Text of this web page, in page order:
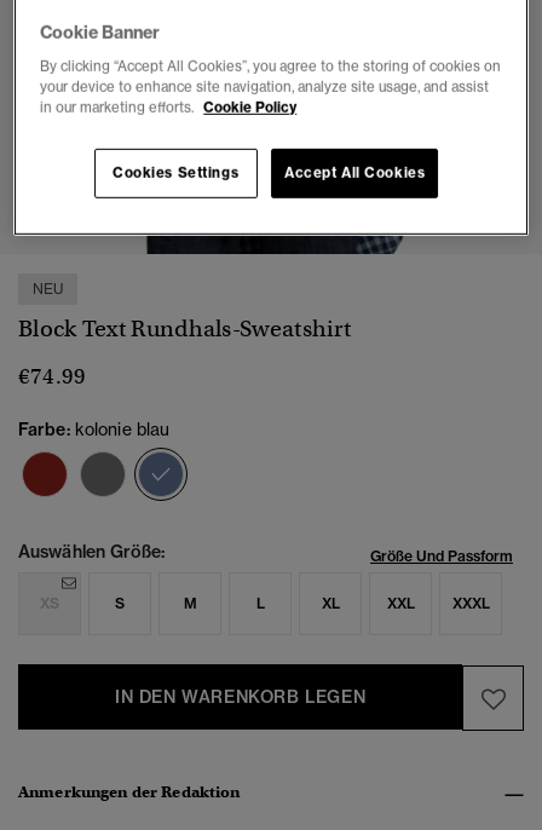
1 2 3 5 6 7
NEU
Block Text Rundhals-Sweatshirt
€74.99
Farbe: kolonie blau
Auswählen Größe: Größe Und Passform
XS S M L XL XXL XXXL
IN DEN WARENKORB LEGEN
Anmerkungen der Redaktion
Cookie Banner
By clicking “Accept All Cookies”, you agree to the storing of cookies on
your device to enhance site navigation, analyze site usage, and assist
in our marketing efforts. Cookie Policy
Accept All Cookies
Cookies Settings